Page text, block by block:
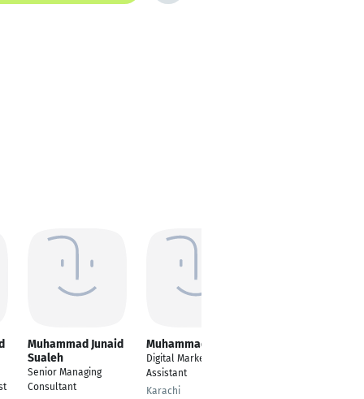
Muhammad Junaid
Sualeh
Senior Managing
Consultant
Muhammad Junaid
Digital Marketing
Assistant
Karachi